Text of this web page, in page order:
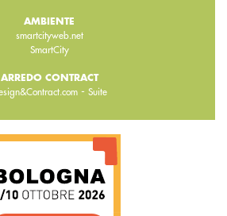
AMBIENTE
smartcityweb.net
SmartCity
ARREDO CONTRACT
- Suite